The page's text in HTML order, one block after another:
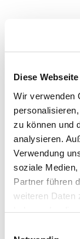
Diese
Wir verwenden
zu können und
analysieren.
Verwendung
soziale
Partner führen
weiteren Daten